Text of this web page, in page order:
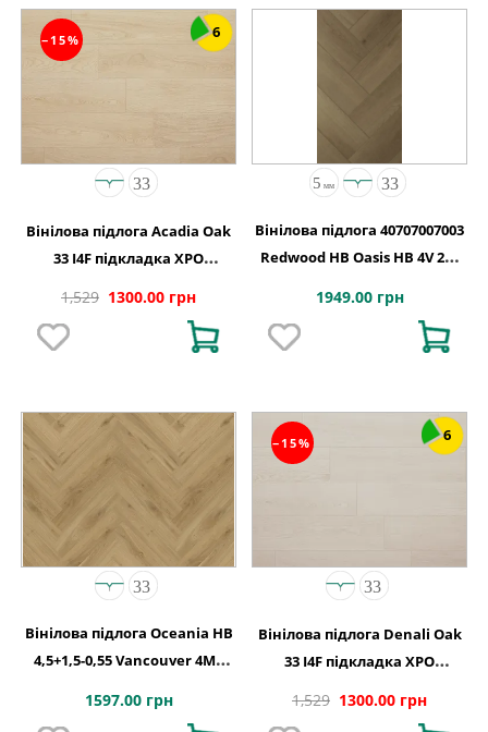
−15% 6
Вінілова підлога Acadia Oak
33 I4F підкладка XPO
1,529 1300.00 грн
Вінілова підлога 40707007003
Redwood HB Oasis HB 4V 2G-
1949.00 грн
Вінілова підлога Oceania HB
4,5+1,5-0,55 Vancouver 4MV
1597.00 грн
−15% 6
Вінілова підлога Denali Oak
33 I4F підкладка XPO
1,529 1300.00 грн